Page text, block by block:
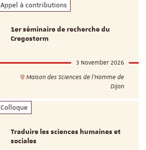
Appel à contributions
1er séminaire de recherche du
Cregostorm
3 November 2026
Maison des Sciences de l'Homme de
Dijon
Colloque
Traduire les sciences humaines et
sociales